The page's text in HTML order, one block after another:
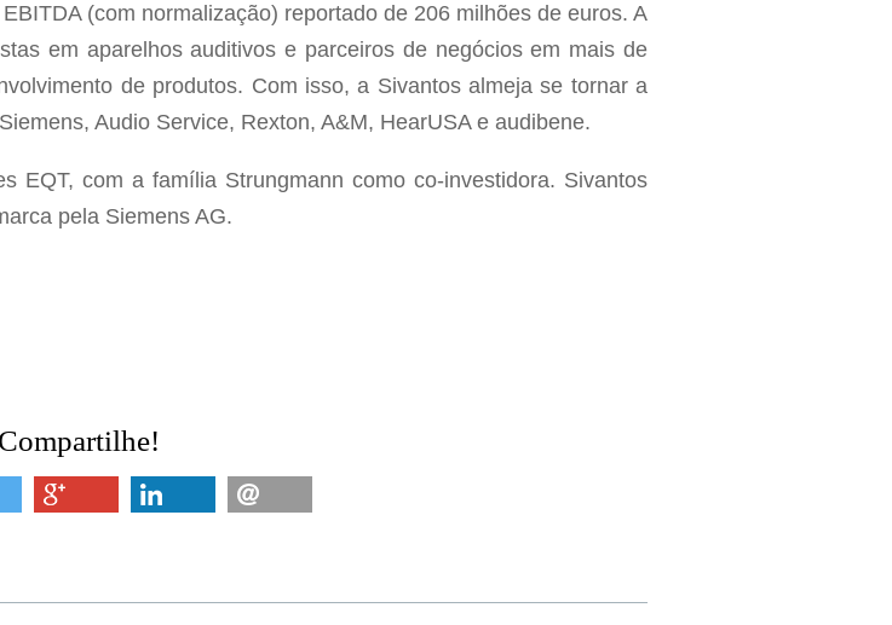
(com normalização) reportado de 206 milhões de euros. A
em aparelhos auditivos e parceiros de negócios em mais de
de produtos. Com isso, a Sivantos almeja se tornar a
Audio Service, Rexton, A&M, HearUSA e audibene.
EQT, com a família Strungmann como co-investidora. Sivantos
pela Siemens AG.
Compartilhe!